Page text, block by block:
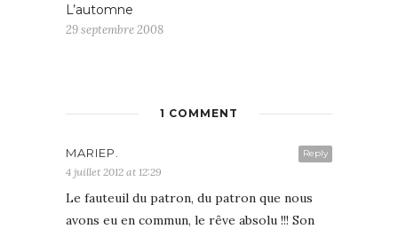
L’automne
29 septembre 2008
1 COMMENT
Reply
MARIEP.
4 juillet 2012 at 12:29
Le fauteuil du patron, du patron que nous
avons eu en commun, le rêve absolu !!! Son